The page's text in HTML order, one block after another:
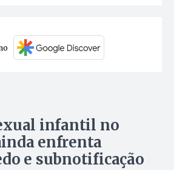
infantil no
enfrenta
e subnotificação